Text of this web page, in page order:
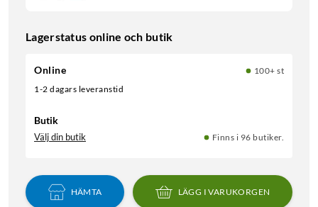
Lagerstatus online och butik
Online
100+ st
1-2 dagars leveranstid
Butik
Välj din butik Finns i 96 butiker.
HÄMTA LÄGG I VARUKORGEN